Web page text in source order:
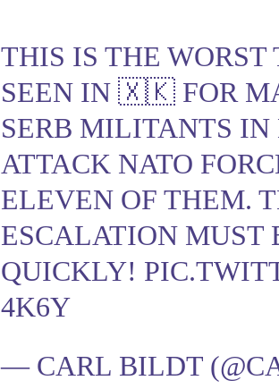
THIS IS THE WORST
SEEN IN 🇽🇰 FOR
SERB MILITANTS
ATTACK NATO
ELEVEN OF THEM.
ESCALATION MUST
QUICKLY!
4K6Y
— CARL BILDT